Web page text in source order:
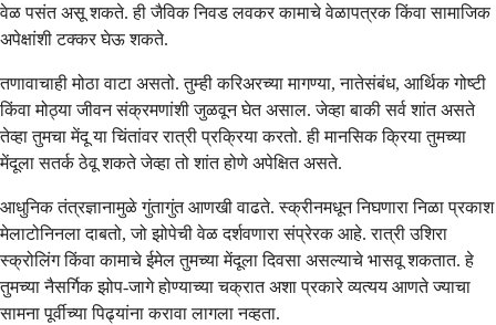
वेळ पसंत असू शकते. ही जैविक निवड लवकर कामाचे वेळापत्रक किंवा सामाजिक
अपेक्षांशी टक्कर घेऊ शकते.
तणावाचाही मोठा वाटा असतो. तुम्ही करिअरच्या मागण्या, नातेसंबंध, आर्थिक गोष्टी
किंवा मोठ्या जीवन संक्रमणांशी जुळवून घेत असाल. जेव्हा बाकी सर्व शांत असते
तेव्हा तुमचा मेंदू या चिंतांवर रात्री प्रक्रिया करतो. ही मानसिक क्रिया तुमच्या
मेंदूला सतर्क ठेवू शकते जेव्हा तो शांत होणे अपेक्षित असते.
आधुनिक तंत्रज्ञानामुळे गुंतागुंत आणखी वाढते. स्क्रीनमधून निघणारा निळा प्रकाश
मेलाटोनिनला दाबतो, जो झोपेची वेळ दर्शवणारा संप्रेरक आहे. रात्री उशिरा
स्क्रोलिंग किंवा कामाचे ईमेल तुमच्या मेंदूला दिवसा असल्याचे भासवू शकतात. हे
तुमच्या नैसर्गिक झोप-जागे होण्याच्या चक्रात अशा प्रकारे व्यत्यय आणते ज्याचा
सामना पूर्वीच्या पिढ्यांना करावा लागला नव्हता.